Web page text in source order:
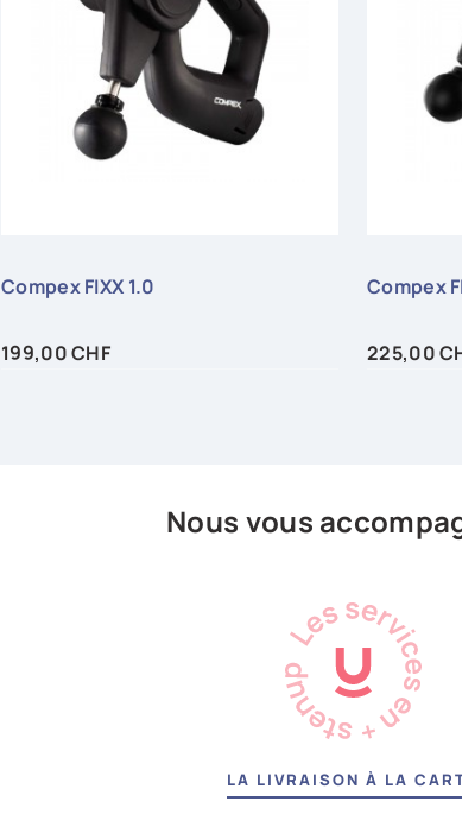
Compex FIXX 1.0
Prix
199,00 CHF
Compex
Prix
225,00
Nous vous
LA LIVRAISON À LA